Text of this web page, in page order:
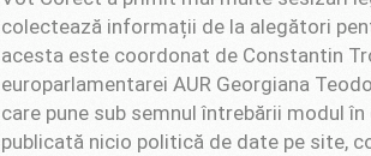
colectează informații de la alegători
acesta este coordonat de Constantin
europarlamentarei AUR Georgiana
care pune sub semnul întrebării modul
publicată nicio politică de date pe site,